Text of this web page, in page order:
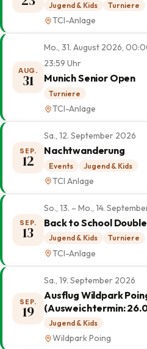
Jugend & Kids Turniere
TCI-Anlage
AUG.
31
Mo., 31. August 2026,
23:59 Uhr
Munich Senior Open
Turniere
TCI-Anlage
SEP.
12
Sa., 12. September 2026
Nachtwanderung
Events Jugend & Kids
TCI Anlage
SEP.
13
So., 13. – Mo., 14.
Back to School
Jugend & Kids Turniere
TCI-Anlage
SEP.
19
Sa., 19. September 2026
Ausflug Wildpark
(Ausweichtermin:
Jugend & Kids
Wildpark Poing